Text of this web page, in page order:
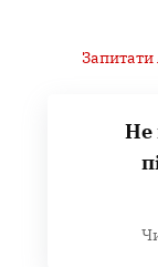
Запитати
Не